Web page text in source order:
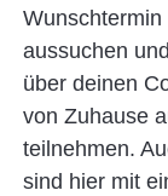
Wunschtermin
aussuchen
über deinen
von Zuhause
teilnehmen.
sind hier mit